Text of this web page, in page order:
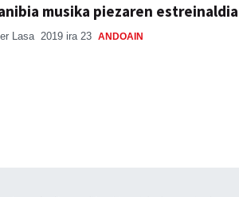
musika piezaren estreinaldia
Lasa 2019 ira 23 ANDOAIN